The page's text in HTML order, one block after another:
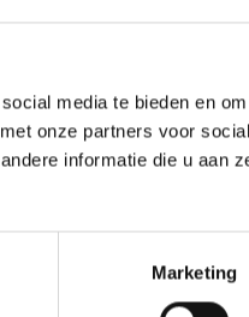
media te bieden en
onze partners voor social
informatie die u aan
Marketing
sfeer,
reis met collega’s,